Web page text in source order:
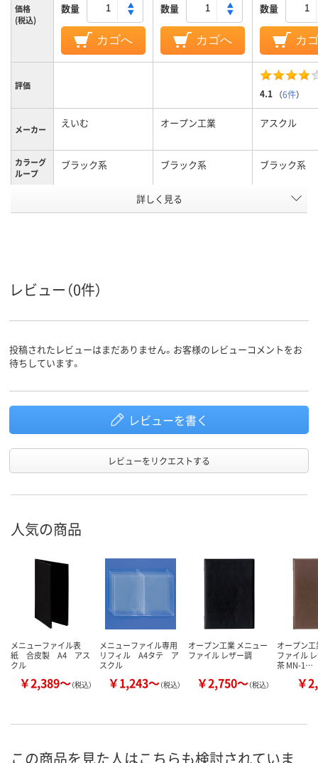
価格
(税込)
数量
カゴへ
数量
カゴへ
数量
カ
評価
4.1 （6件）
メーカー えいむ オープン工業 アスクル
カラーグ
ループ
ブラック系 ブラック系 ブラック系
20
詳しく見る
レビュー（0件）
投稿されたレビューはまだありません。お客様のレビューコメントをお
待ちしています。
レビューを書く
レビューをリクエストする
人気の商品
メニューファイル表
紙 合皮製 A4 アス
クル
￥2,389～（税込）
メニューファイル専用
リフィル A4タテ ア
スクル
￥1,243～（税込）
オープン工業 メニュー
ファイル レザー調
￥2,750～（税込）
オープン
ファイル
茶 MN-1…
￥
この商品を見た人はこちらも検討されていま